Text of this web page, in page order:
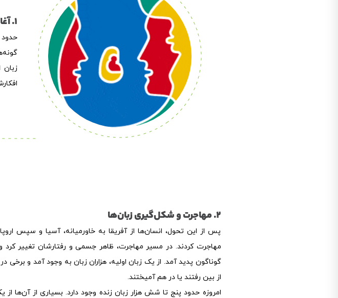
1. آغاز زبان
2. مهاجرت و شکل‌گیری زبان‌ها
پس از این تحول، انسان‌ها از آفریقا به خاورمیانه، آسیا و سپس
مهاجرت کردند. در مسیر مهاجرت، ظاهر جسمی و رفتارشان تغییر کرد
گوناگون پدید آمد. از یک زبان اولیه، هزاران زبان به وجود آمد و برخی
از بین رفتند یا در هم آمیختند.
امروزه حدود پنج تا شش هزار زبان زنده وجود دارد. بسیاری از آن‌ها از